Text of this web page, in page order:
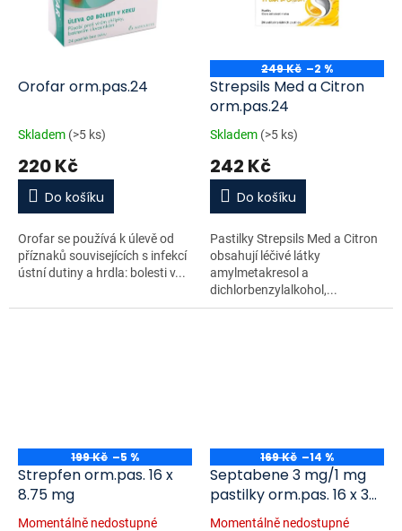
Orofar orm.pas.24
Skladem (>5 ks)
220 Kč
Do košíku
Orofar se používá k úlevě od
příznaků souvisejících s infekcí
ústní dutiny a hrdla: bolesti v...
249 Kč –2 %
Strepsils Med a Citron
orm.pas.24
Skladem (>5 ks)
242 Kč
Do košíku
Pastilky Strepsils Med a Citron
obsahují léčivé látky
amylmetakresol a
dichlorbenzylalkohol,...
199 Kč –5 %
Strepfen orm.pas. 16 x
8.75 mg
Momentálně nedostupné
169 Kč –14 %
Septabene 3 mg/1 mg
pastilky orm.pas. 16 x 3
mg/1 mg
Momentálně nedostupné